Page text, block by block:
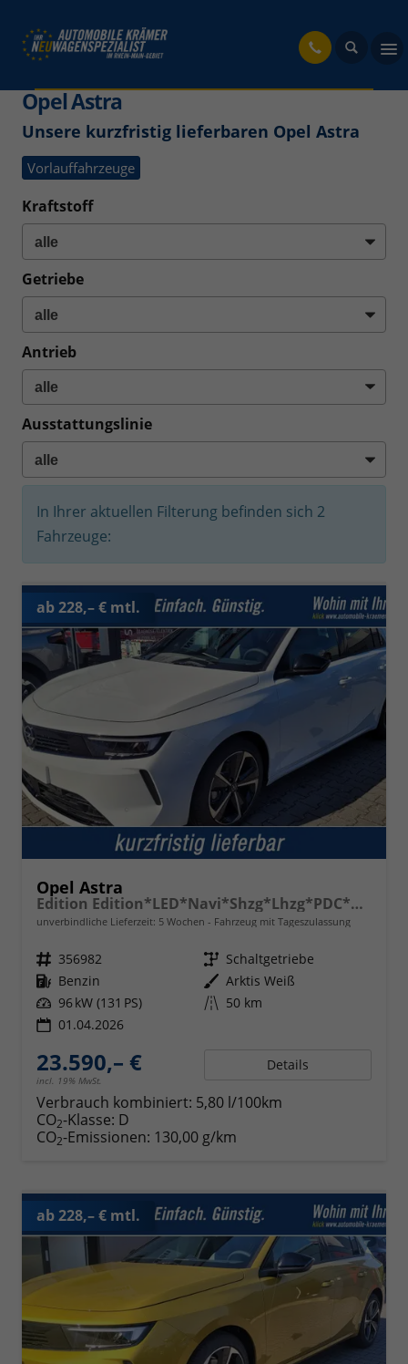
Opel Astra
Unsere kurzfristig lieferbaren Opel Astra
Vorlauffahrzeuge
Kraftstoff
Getriebe
Antrieb
Ausstattungslinie
In Ihrer aktuellen Filterung befinden sich 2
Fahrzeuge:
ab 228,– € mtl.
Opel Astra
Edition Edition*LED*Navi*Shzg*Lhzg*PDC*Cam*17Zoll*
unverbindliche Lieferzeit: 5 Wochen Fahrzeug mit Tageszulassung
Fahrzeugnr. 356982 Getriebe Schaltgetriebe
Kraftstoff Benzin Außenfarbe Arktis Weiß
Leistung 96 kW (131 PS) Kilometerstand 50 km
01.04.2026
23.590,– €
incl. 19% MwSt.
Details
Verbrauch kombiniert: 5,80 l/100km
CO2-Klasse: D
CO2-Emissionen: 130,00 g/km
ab 228,– € mtl.